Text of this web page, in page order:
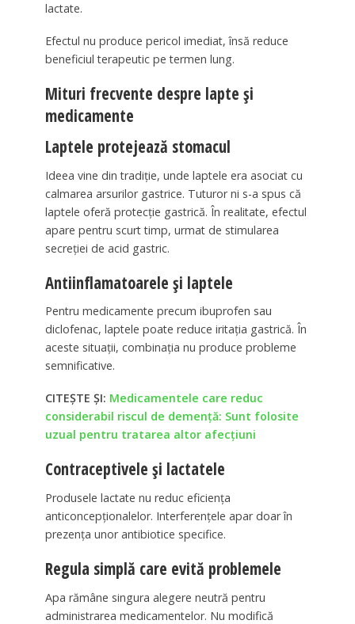
lactate.
Efectul nu produce pericol imediat, însă reduce
beneficiul terapeutic pe termen lung.
Mituri frecvente despre lapte și
medicamente
Laptele protejează stomacul
Ideea vine din tradiție, unde laptele era asociat cu
calmarea arsurilor gastrice. Tuturor ni s-a spus că
laptele oferă protecție gastrică. În realitate, efectul
apare pentru scurt timp, urmat de stimularea
secreției de acid gastric.
Antiinflamatoarele și laptele
Pentru medicamente precum ibuprofen sau
diclofenac, laptele poate reduce iritația gastrică. În
aceste situații, combinația nu produce probleme
semnificative.
CITEȘTE ȘI: Medicamentele care reduc
considerabil riscul de demență: Sunt folosite
uzual pentru tratarea altor afecțiuni
Contraceptivele și lactatele
Produsele lactate nu reduc eficiența
anticoncepționalelor. Interferențele apar doar în
prezența unor antibiotice specifice.
Regula simplă care evită problemele
Apa rămâne singura alegere neutră pentru
administrarea medicamentelor. Nu modifică